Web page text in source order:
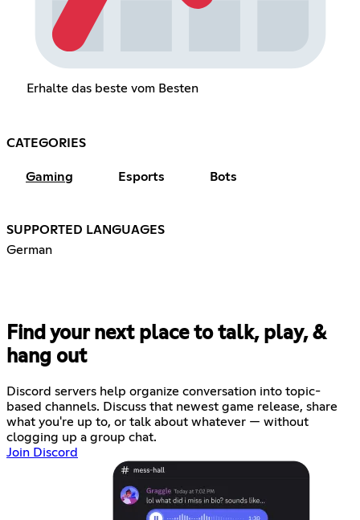
Erhalte das beste vom Besten
CATEGORIES
Gaming Esports Bots
SUPPORTED LANGUAGES
German
Find your next place to talk, play, &
hang out
Discord servers help organize conversation into topic-
based channels. Discuss that newest game release, share
what you're up to, or talk about whatever — without
clogging up a group chat.
Join Discord